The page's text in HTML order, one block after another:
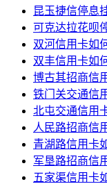
昆玉捷信停息
可克达拉花呗
双河信用卡如
双丰信用卡如
博古其招商信
铁门关交通信
北屯交通信用
人民路招商信
青湖路信用卡
军垦路招商信
五家渠信用卡